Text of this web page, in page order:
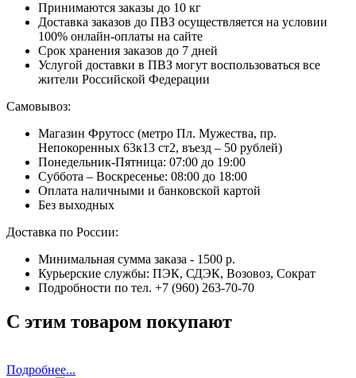
Принимаются заказы до 10 кг
Доставка заказов до ПВЗ осуществляется на условии
100% онлайн-оплаты на сайте
Срок хранения заказов до 7 дней
Услугой доставки в ПВЗ могут воспользоваться все
жители Российской Федерации
Самовывоз:
Магазин Фрутосс (метро Пл. Мужества, пр.
Непокоренных 63к13 ст2, въезд – 50 рублей)
Понедельник-Пятница: 07:00 до 19:00
Суббота – Воскресенье: 08:00 до 18:00
Оплата наличными и банковской картой
Без выходных
Доставка по России:
Минимальная сумма заказа - 1500 р.
Курьерские службы: ПЭК, СДЭК, Возовоз, Сократ
Подробности по тел. +7 (960) 263-70-70
С этим товаром покупают
Подробнее...